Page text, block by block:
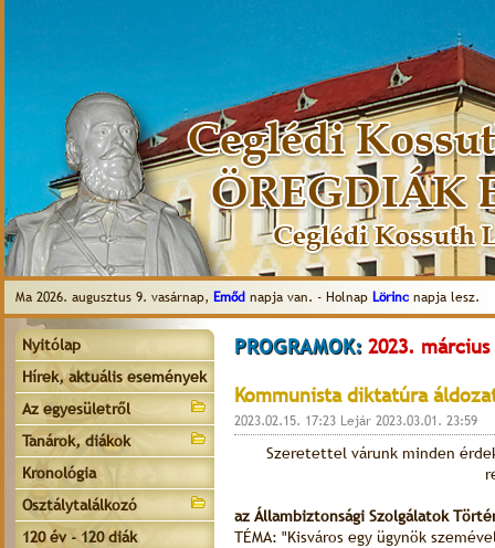
Ma 2026. augusztus 9. vasárnap, Emőd napja van. - Holnap Lörinc napja lesz.
Nyitólap
Hírek, aktuális események
Az egyesületről
Tanárok, diákok
Kronológia
Osztálytalálkozó
120 év - 120 diák
PROGRAMOK: 2023. március
Kommunista diktatúra
2023.02.15. 17:23 Lejár 2023.03.01. 23:59
Szeretettel várunk minden
az Állambiztonsági Szolgálatok
TÉMA: "Kisváros egy ügynök